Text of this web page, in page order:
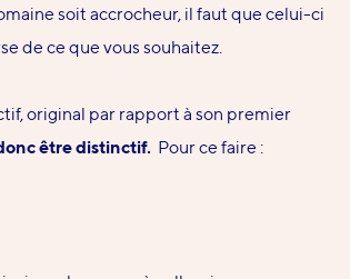
soit accrocheur, il faut que celui-ci
de ce que vous souhaitez.
original par rapport à son premier
être distinctif. Pour ce faire :